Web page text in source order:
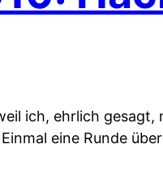
ich, ehrlich
eine Runde